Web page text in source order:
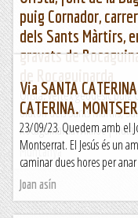
puig Cornador,
dels Sants Màrtirs,
gravats de
Oristà, vèrtex geodèsic puig
oratori dels Sants Màrtirs,
RocaguinardaWikiloc | Ruta
Muntanya
Via SANTA
CATERINA.
23/09/23. Quedem amb el
Montserrat. El Jesús és un
caminar dues hores per
Joan asín